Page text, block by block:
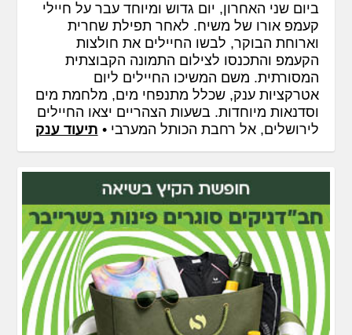
ביום שני האחרון, יום גדוש ומיוחד עבר על חיילי
קעמפ אורו של משיח. לאחר תפילת שחרית
וארוחת הבוקר, לבשו החיילים את חולצות
הקעמפ והתכנסו לצילום התמונה הקבוצתית
המסורתית. משם המשיכו החיילים ליום
אטרקציות ענק, שכלל מתנפחי מים, מלחמת מים
וסדנאות מיוחדות. בשעות הצהריים יצאו החיילים
לירושלים, אל רחבת הכותל המערבי • תיעוד ענק